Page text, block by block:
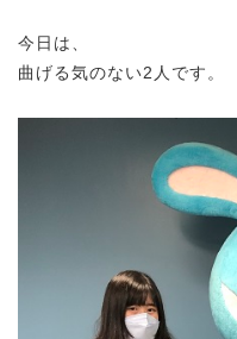
今日は、
曲げる気のない2人です。